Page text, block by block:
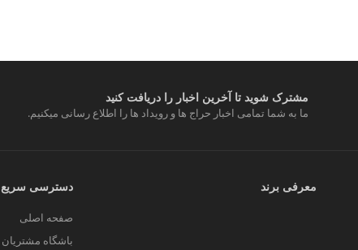
مشترک شوید تا آخرین اخبار را دریافت کنید
ما به شما تمامی اخبار حراج ها و رویداد ها را اطلاع رسانی میکنیم.
معرفی برند دسترسی سریع
صفحه اصلی
باشگاه مشتریان